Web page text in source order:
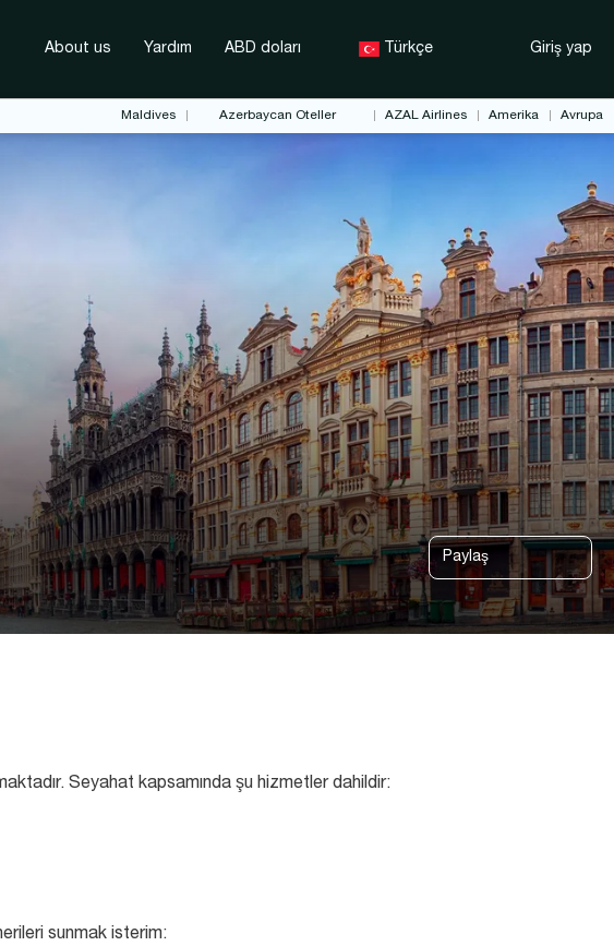
About us Yardım ABD doları Türkçe Giriş yap
Maldives Azerbaycan Oteller AZAL Airlines Amerika Avrupa
Paylaş
Seyahat kapsamında şu hizmetler dahildir:
sunmak isterim: